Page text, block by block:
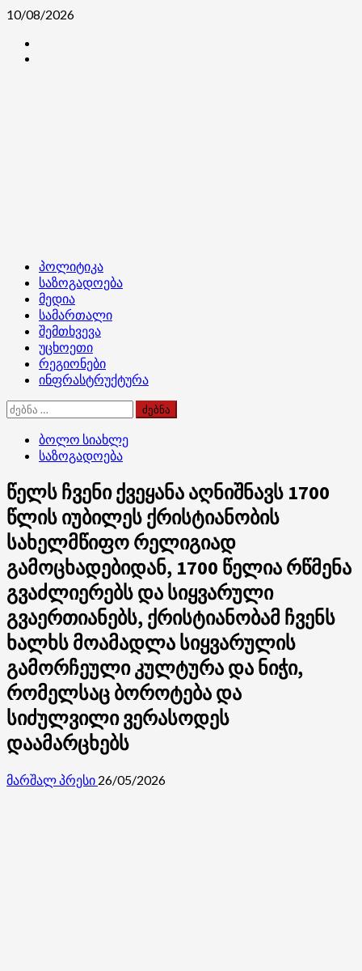
Skip
content
10/08/2026
Primary
Menu
პოლიტიკა
საზოგადოება
მედია
სამართალი
შემთხვევა
უცხოეთი
რეგიონები
ინფრასტრუქტურა
ძებნა:
ბოლო სიახლე
საზოგადოება
წელს ჩვენი ქვეყანა აღნიშნავს 1700
წლის იუბილეს ქრისტიანობის
სახელმწიფო რელიგიად
გამოცხადებიდან, 1700 წელია რწმენა
გვაძლიერებს და სიყვარული
გვაერთიანებს, ქრისტიანობამ ჩვენს
ხალხს მოამადლა სიყვარულის
გამორჩეული კულტურა და ნიჭი,
რომელსაც ბოროტება და
სიძულვილი ვერასოდეს
დაამარცხებს
მარშალ პრესი 26/05/2026